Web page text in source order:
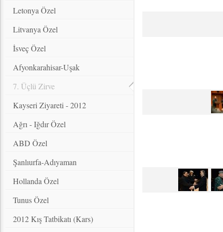
Letonya Özel
Litvanya Özel
İsveç Özel
Afyonkarahisar-Uşak
7. Üçlü Zirve
Kayseri Ziyareti - 2012
Ağrı - Iğdır Özel
ABD Özel
Şanlıurfa-Adıyaman
Hollanda Özel
Tunus Özel
2012 Kış Tatbikatı (Kars)